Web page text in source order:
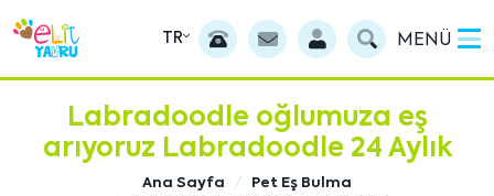
TR MENÜ
Labradoodle oğlumuza eş
arıyoruz Labradoodle 24 Aylık
Ana Sayfa
Pet Eş Bulma